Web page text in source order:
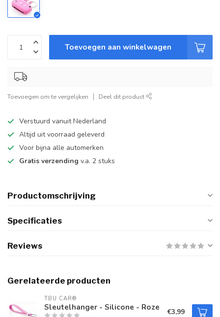
Toevoegen aan winkelwagen
Toevoegen om te vergelijken Deel dit product
Verstuurd vanuit Nederland
Altijd uit voorraad geleverd
Voor bijna alle automerken
Gratis verzending v.a. 2 stuks
Productomschrijving
Specificaties
Reviews
Gerelateerde producten
TBU CAR®
Sleutelhanger - Silicone - Roze €3,99